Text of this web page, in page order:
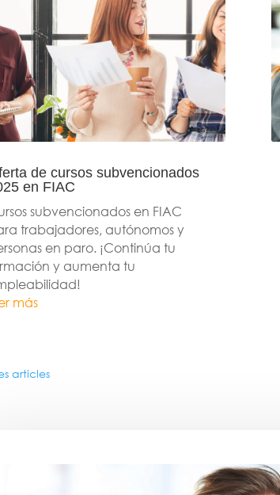
de cursos subvencionados
en FIAC
subvencionados en FIAC
trabajadores, autónomos y
en paro. ¡Continúa tu
y aumenta tu
más
articles